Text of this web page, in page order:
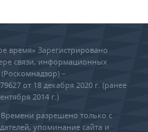
время» Зарегистрировано
связи, информационных
–
от 18 декабря 2020 г. (ранее
2014 г.)
разрешено только с
упоминание сайта и